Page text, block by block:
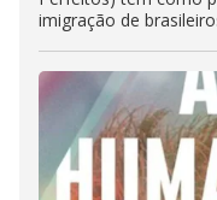
imigração de